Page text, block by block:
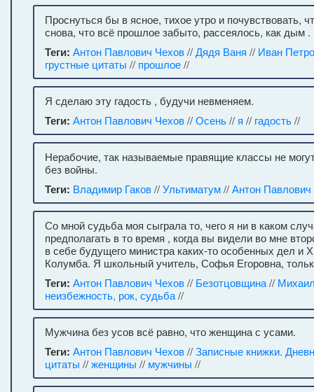
Проснуться бы в ясное, тихое утро и почувствовать,
снова, что всё прошлое забыто, рассеялось, как дым .
Теги: Антон Павлович Чехов//Дядя Ваня // Иван
грустные цитаты // прошлое//
Я сделаю эту гадость , будучи невменяем.
Теги: Антон Павлович Чехов//Осень//я // гадость//
Нерабочие, так называемые правящие классы не
без войны.
Теги: Владимир Гаков//Ультиматум//Антон
Со мной судьба моя сыграла то, чего я ни в каком
предполагать в то время , когда вы видели во мне
в себе будущего министра каких-то особенных дел и
Колумба. Я школьный учитель, Софья Егоровна,
Теги: Антон Павлович Чехов// Безотцовщина//
неизбежность, рок, судьба//
Мужчина без усов всё равно, что женщина с усами.
Теги: Антон Павлович Чехов//Записные книжки.
цитаты //женщины // мужчины //